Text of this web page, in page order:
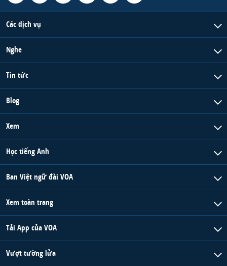
Các dịch vụ
Nghe
Tin tức
Blog
Xem
Học tiếng Anh
Ban Việt ngữ đài VOA
Xem toàn trang
Tải App của VOA
Vượt tường lửa